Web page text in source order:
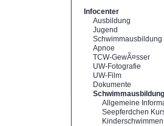
Infocenter
Ausbildung
Jugend
Schwimmausbildung
Apnoe
TCW-GewÃ¤sser
UW-Fotografie
UW-Film
Dokumente
Schwimmausbildung
Allgemeine
Seepferdchen
Kinderschwimmen